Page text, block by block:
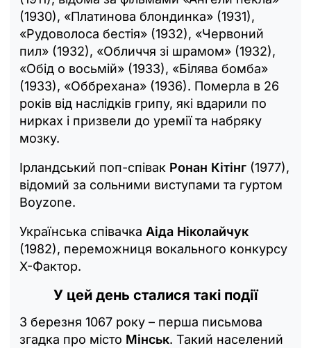
(1930), «Платинова блондинка» (1931),
«Рудоволоса бестія» (1932), «Червоний
пил» (1932), «Обличчя зі шрамом» (1932),
«Обід о восьмій» (1933), «Білява бомба»
(1933), «Оббрехана» (1936). Померла в 26
років від наслідків грипу, які вдарили по
нирках і призвели до уремії та набряку
мозку.
Ірландський поп-співак Ронан Кітінг (1977),
відомий за сольними виступами та гуртом
Boyzone.
Українська співачка Аіда Ніколайчук
(1982), переможниця вокального конкурсу
X-Фактор.
У цей день сталися такі події
3 березня 1067 року – перша письмова
згадка про місто Мінськ. Такий населений